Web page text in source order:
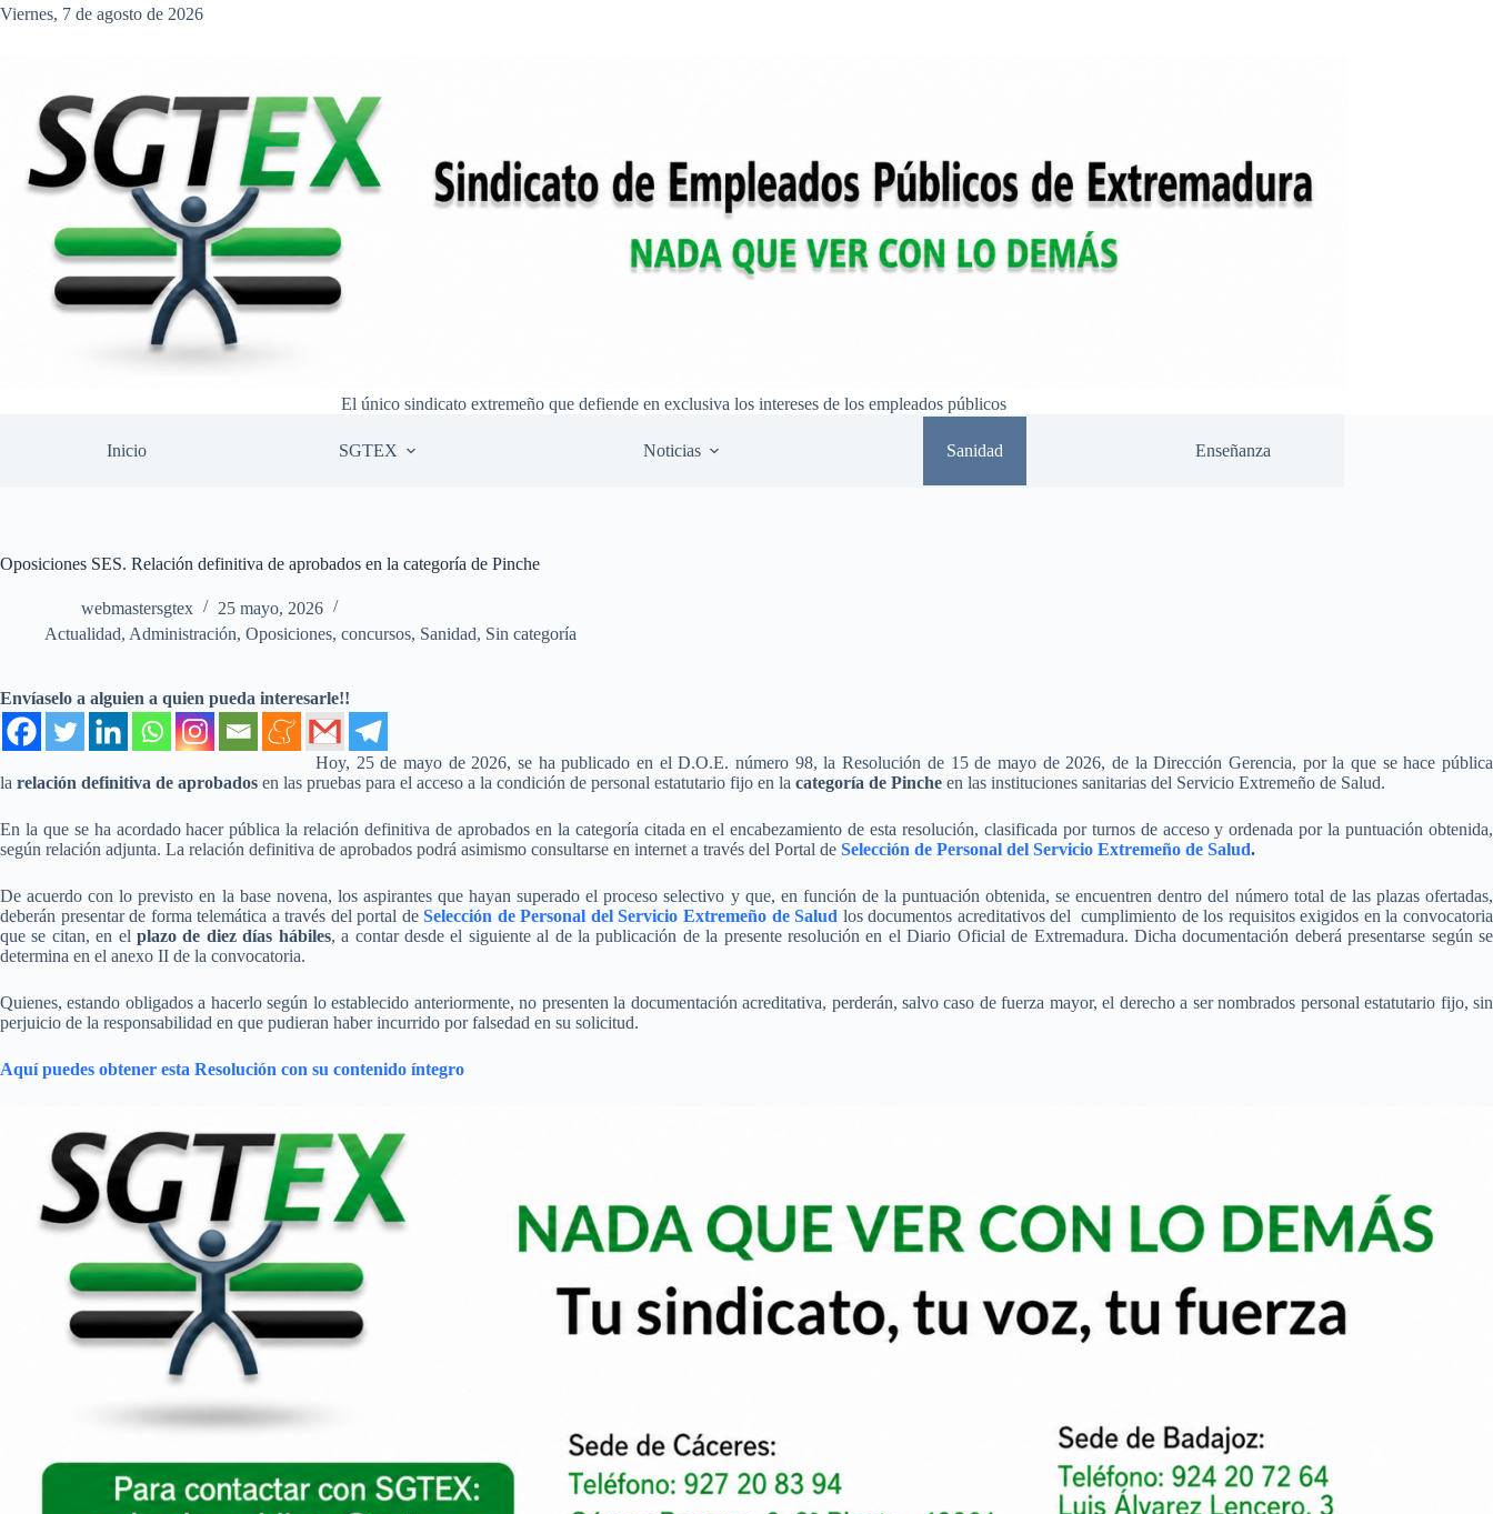
Saltar
Viernes, 7 de agosto de 2026
El único sindicato extremeño que defiende en exclusiva los intereses de los empleados públicos
Inicio SGTEX Noticias Sanidad Enseñanza
Oposiciones SES. Relación definitiva de aprobados en la categoría de Pinche
webmastersgtex
25 mayo, 2026
Actualidad, Administración, Oposiciones, concursos, Sanidad, Sin categoría
Envíaselo a alguien a quien pueda interesarle!!
Hoy, 25 de mayo de 2026, se ha publicado en el D.O.E. número 98, la Resolución de 15 de mayo de 2026, de la Dirección Gerencia, por la que se hace pública
la relación definitiva de aprobados en las pruebas para el acceso a la condición de personal estatutario fijo en la categoría de Pinche en las instituciones sanitarias del Servicio Extremeño de Salud.
En la que se ha acordado hacer pública la relación definitiva de aprobados en la categoría citada en el encabezamiento de esta resolución, clasificada por turnos de acceso y ordenada por la puntuación obtenida,
según relación adjunta. La relación definitiva de aprobados podrá asimismo consultarse en internet a través del Portal de Selección de Personal del Servicio Extremeño de Salud.
De acuerdo con lo previsto en la base novena, los aspirantes que hayan superado el proceso selectivo y que, en función de la puntuación obtenida, se encuentren dentro del número total de las plazas ofertadas,
deberán presentar de forma telemática a través del portal deSelección de Personal del Servicio Extremeño de Salud los documentos acreditativos del cumplimiento de los requisitos exigidos en la convocatoria
que se citan, en elplazo de diez días hábiles, a contar desde el siguiente al de la publicación de la presente resolución en el Diario Oficial de Extremadura. Dicha documentación deberá presentarse según se
determina en el anexo II de la convocatoria.
Quienes, estando obligados a hacerlo según lo establecido anteriormente, no presenten la documentación acreditativa, perderán, salvo caso de fuerza mayor, el derecho a ser nombrados personal estatutario fijo, sin
perjuicio de la responsabilidad en que pudieran haber incurrido por falsedad en su solicitud.
Aquí puedes obtener esta Resolución con su contenido íntegro